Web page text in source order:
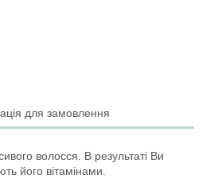
для замовлення
волосся. В результаті Ви
його вітамінами.